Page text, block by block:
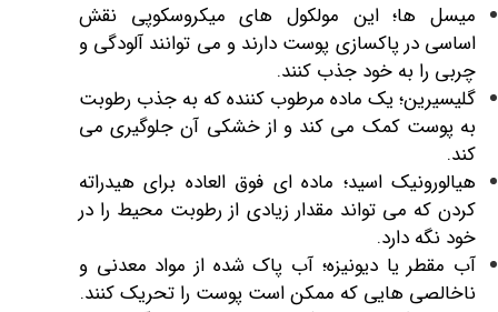
میسل ‌ها؛ این مولکول‌ های میکروسکوپی نقش
اساسی در پاکسازی پوست دارند و می‌ توانند آلودگی و
چربی را به خود جذب کنند.
گلیسیرین؛ یک ماده مرطوب‌ کننده که به جذب رطوبت
به پوست کمک می ‌کند و از خشکی آن جلوگیری می‌
کند.
هیالورونیک اسید؛ ماده ‌ای فوق العاده برای هیدراته
کردن که می ‌تواند مقدار زیادی از رطوبت محیط را در
خود نگه دارد.
آب مقطر یا دیونیزه؛ آب پاک شده از مواد معدنی و
ناخالصی‌ هایی که ممکن است پوست را تحریک کنند.